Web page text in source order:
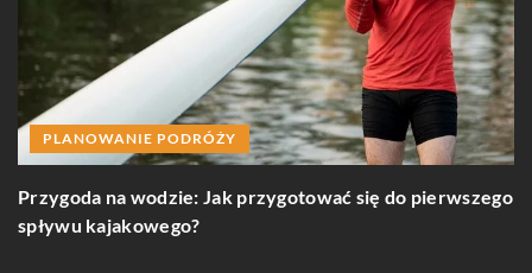
PLANOWANIE PODRÓŻY
Przygoda na wodzie: Jak przygotować się do pierwszego
spływu kajakowego?